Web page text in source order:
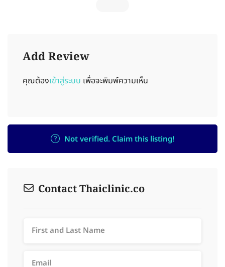
Add Review
คุณต้องเข้าสู่ระบบ เพื่อจะพิมพ์ความเห็น
Not verified. Claim this listing!
Contact Thaiclinic.co